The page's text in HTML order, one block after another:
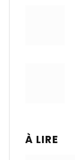
À LIRE